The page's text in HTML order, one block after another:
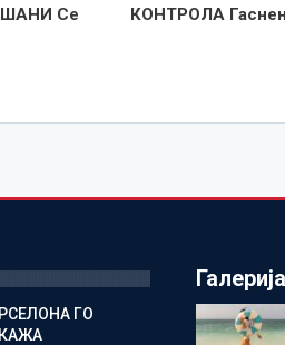
Се
КОНТРОЛА
ГО
Галерија